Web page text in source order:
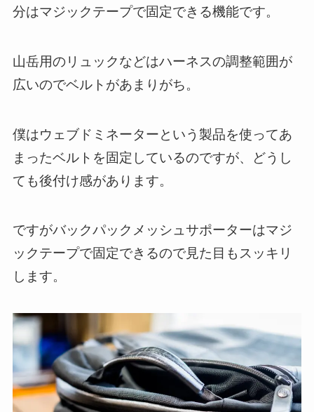
分はマジックテープで固定できる機能です。
山岳用のリュックなどはハーネスの調整範囲が
広いのでベルトがあまりがち。
僕はウェブドミネーターという製品を使ってあ
まったベルトを固定しているのですが、どうし
ても後付け感があります。
ですがバックパックメッシュサポーターはマジ
ックテープで固定できるので見た目もスッキリ
します。